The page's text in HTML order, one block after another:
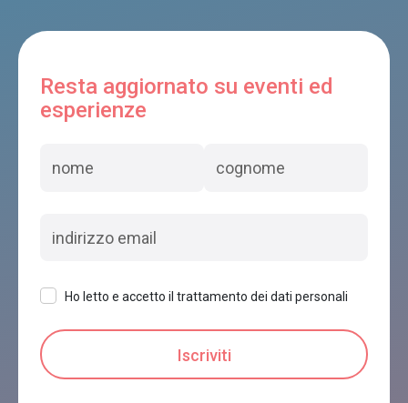
Resta aggiornato su eventi ed
esperienze
Ho letto e accetto il trattamento dei dati personali